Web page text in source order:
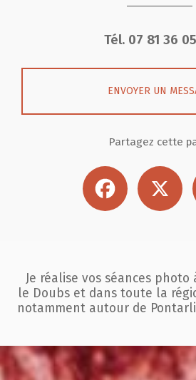
Tél. 07 81 36
ENVOYER UN
Partagez cette
Facebook
Je réalise vos séances photo
le Doubs et dans toute la
notamment autour de